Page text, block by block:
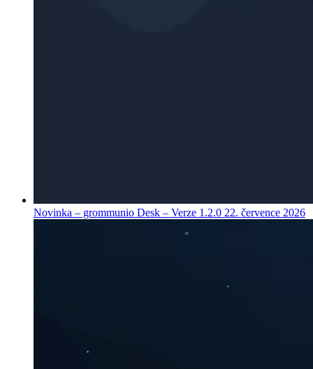
Novinka – grommunio Desk – Verze 1.2.0 22. července 2026